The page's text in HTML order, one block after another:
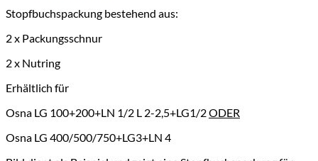
Stopfbuchspackung bestehend aus:
2 x Packungsschnur
2 x Nutring
Erhältlich für
Osna LG 100+200+LN 1/2 L 2-2,5+LG1/2ODER
Osna LG 400/500/750+LG3+LN 4